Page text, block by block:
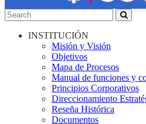
INSTITUCIÓN
Misión y Visión
Objetivos
Mapa de Procesos
Manual de funciones y
Principios Corporativos
Direccionamiento
Reseña Histórica
Documentos